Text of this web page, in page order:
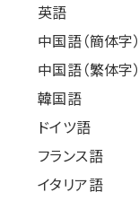
英語
中国語（簡体字）
中国語（繁体字）
韓国語
ドイツ語
フランス語
イタリア語